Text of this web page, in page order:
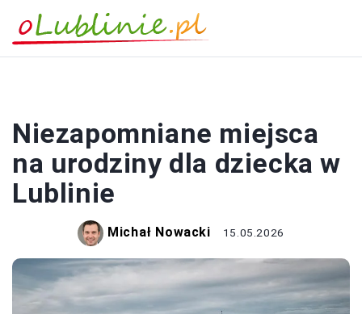
Niezapomniane miejsca
na urodziny dla dziecka w
Lublinie
Michał Nowacki 15.05.2026